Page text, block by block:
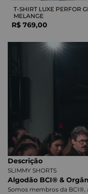
T-SHIRT LUXE PERFOR
MELANGE
R$ 769,00
Descrição
SLIMMY SHORTS
Algodão BCI® &
Somos membros da